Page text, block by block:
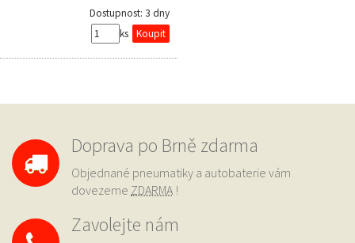
Dostupnost: 3 dny
ks
Doprava po Brně zdarma
Objednané pneumatiky a autobaterie vám
dovezeme ZDARMA !
Zavolejte nám